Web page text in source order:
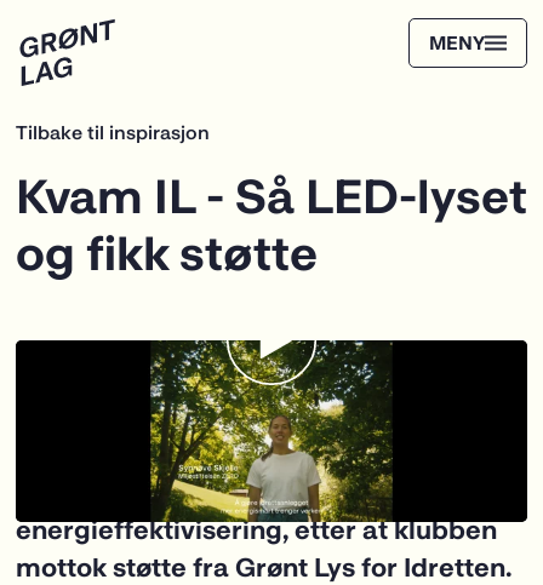
Tilbake til inspirasjon
Ole-Petter Brendstuen i Kvam Idrettslag
opplyser Synnøve Skjelle fra ZERO om
stor dugnadsånd rundt
energieffektivisering, etter at klubben
mottok støtte fra Grønt Lys for Idretten.